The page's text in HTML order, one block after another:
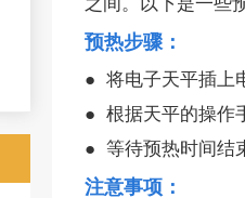
预热步骤：
● 将电子天平插上
● 根据天平的操作
● 等待预热时间结
注意事项：